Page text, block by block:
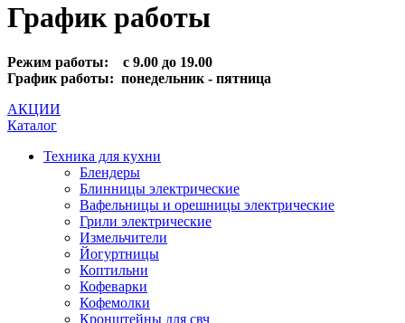
График работы
Режим работы: с 9.00 до 19.00
График работы: понедельник - пятница
АКЦИИ
Каталог
Техника для кухни
Блендеры
Блинницы электрические
Вафельницы и орешницы электрические
Грили электрические
Измельчители
Йогуртницы
Коптильни
Кофеварки
Кофемолки
Кронштейны для свч